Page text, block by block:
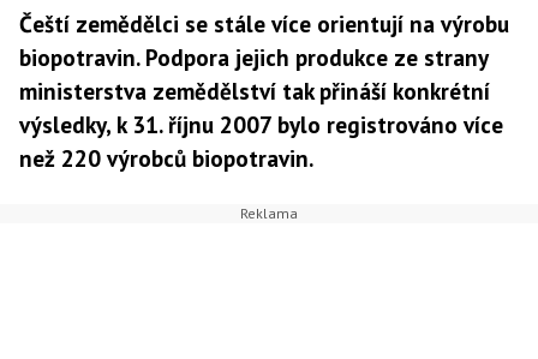
Čeští zemědělci se stále více orientují na výrobu
biopotravin. Podpora jejich produkce ze strany
ministerstva zemědělství tak přináší konkrétní
výsledky, k 31. říjnu 2007 bylo registrováno více
než 220 výrobců biopotravin.